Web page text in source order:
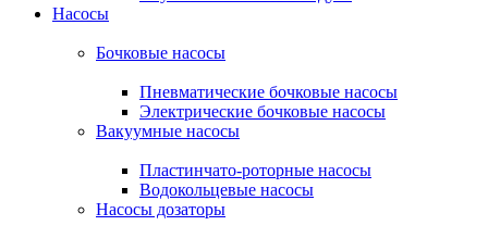
Насосы
Бочковые насосы
Пневматические бочковые насосы
Электрические бочковые насосы
Вакуумные насосы
Пластинчато-роторные насосы
Водокольцевые насосы
Насосы дозаторы